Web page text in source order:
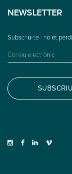
NEWSLETTER